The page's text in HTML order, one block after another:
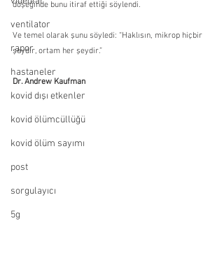
ventilator
rapor
hastaneler
kovid dışı etkenler
kovid ölümcüllüğü
kovid ölüm sayımı
post
sorgulayıcı
5g
döşeğinde bunu itiraf ettiği söylendi.
Ve temel olarak şunu söyledi: “Haklısın, mikrop hiçbir
şeydir, ortam her şeydir.”
Dr. Andrew Kaufman